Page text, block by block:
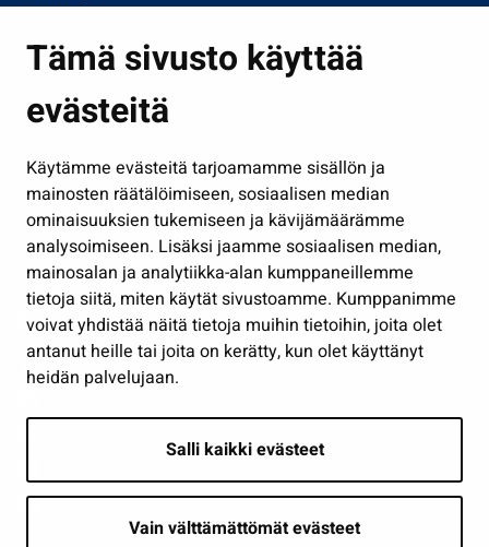
Tämä sivusto käyttää
evästeitä
Käytämme evästeitä tarjoamamme sisällön ja
mainosten räätälöimiseen, sosiaalisen median
ominaisuuksien tukemiseen ja kävijämäärämme
analysoimiseen. Lisäksi jaamme sosiaalisen median,
mainosalan ja analytiikka-alan kumppaneillemme
tietoja siitä, miten käytät sivustoamme. Kumppanimme
voivat yhdistää näitä tietoja muihin tietoihin, joita olet
antanut heille tai joita on kerätty, kun olet käyttänyt
heidän palvelujaan.
Salli kaikki evästeet
Vain välttämättömät evästeet
Kasvatus ja opetus
Kulttuuri ja liikunta
Työ ja yrittäminen
Osallistu ja asioi
Näytä omat evästeasetukseni
Seuraa meitä